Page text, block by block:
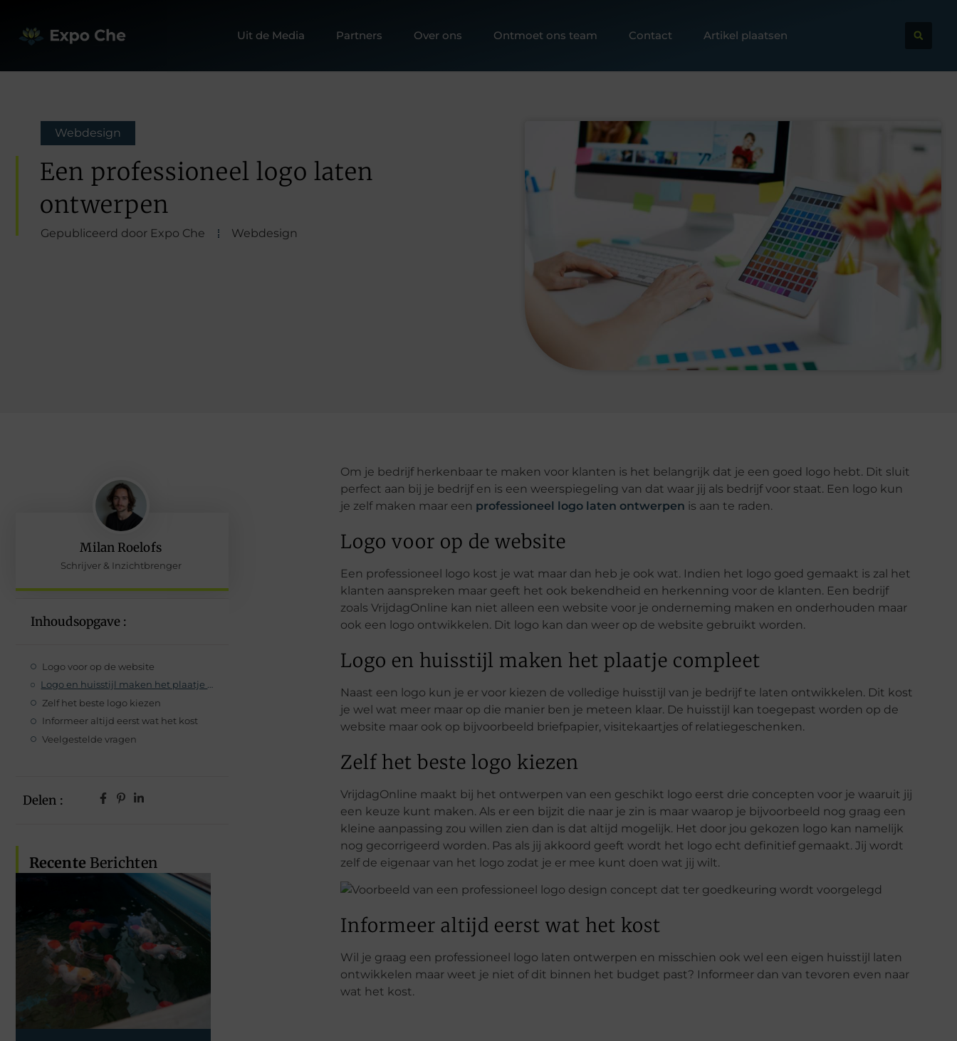
Uit de Media Partners Over ons Ontmoet ons team Contact Artikel plaatsen
Webdesign
Een professioneel logo laten
ontwerpen
Gepubliceerd door Expo Che Webdesign
Milan Roelofs
Schrijver & Inzichtbrenger
Inhoudsopgave :
Logo voor op de website
Logo en huisstijl maken het plaatje compleet
Zelf het beste logo kiezen
Informeer altijd eerst wat het kost
Veelgestelde vragen
Delen :
Recente Berichten
Om je bedrijf herkenbaar te maken voor klanten is het belangrijk dat je een goed logo hebt. Dit sluit
perfect aan bij je bedrijf en is een weerspiegeling van dat waar jij als bedrijf voor staat. Een logo kun
je zelf maken maar een professioneel logo laten ontwerpen is aan te raden.
Logo voor op de website
Een professioneel logo kost je wat maar dan heb je ook wat. Indien het logo goed gemaakt is zal het
klanten aanspreken maar geeft het ook bekendheid en herkenning voor de klanten. Een bedrijf
zoals VrijdagOnline kan niet alleen een website voor je onderneming maken en onderhouden maar
ook een logo ontwikkelen. Dit logo kan dan weer op de website gebruikt worden.
Logo en huisstijl maken het plaatje compleet
Naast een logo kun je er voor kiezen de volledige huisstijl van je bedrijf te laten ontwikkelen. Dit kost
je wel wat meer maar op die manier ben je meteen klaar. De huisstijl kan toegepast worden op de
website maar ook op bijvoorbeeld briefpapier, visitekaartjes of relatiegeschenken.
Zelf het beste logo kiezen
VrijdagOnline maakt bij het ontwerpen van een geschikt logo eerst drie concepten voor je waaruit jij
een keuze kunt maken. Als er een bijzit die naar je zin is maar waarop je bijvoorbeeld nog graag een
kleine aanpassing zou willen zien dan is dat altijd mogelijk. Het door jou gekozen logo kan namelijk
nog gecorrigeerd worden. Pas als jij akkoord geeft wordt het logo echt definitief gemaakt. Jij wordt
zelf de eigenaar van het logo zodat je er mee kunt doen wat jij wilt.
Informeer altijd eerst wat het kost
Wil je graag een professioneel logo laten ontwerpen en misschien ook wel een eigen huisstijl laten
ontwikkelen maar weet je niet of dit binnen het budget past? Informeer dan van tevoren even naar
wat het kost.